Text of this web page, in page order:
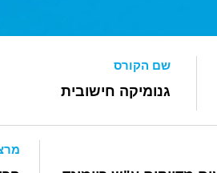
שם הקורס
גנומיקה חישובית